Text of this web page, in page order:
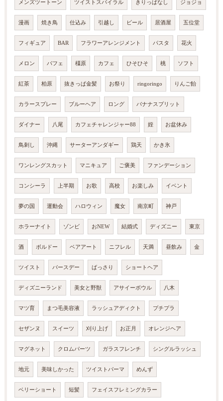
メンズツートーン ツイストスパイラル きりっぱなし ジョジョ
漫画 焼き鳥 仕込み 引越し ビール 居酒屋 五位堂
フィギュア BAR フラワーアレンジメント パスタ 花火
メロン パフェ 橿原 カフェ ひそひそ 桃 ソフト
紅茶 柏原 抜きっぱ金髪 お祭り ringoringo りんご飴
カラースプレー ブルーヘア ロング バナナスプリット
ダイナー 八尾 カフェチャレンジャー88 姪 お盆休み
鳥刺し 沖縄 サーターアンダギー 鶏天 かき氷
ワンレングスカット マニキュア ご褒美 ファンデーション
コンシーラ 上半期 お歌 高校 お楽しみ イベント
夢の国 運動会 ハロウィン 魔女 南京町 神戸
ホラーナイト ゾンビ おNEW 結婚式 ディズニー 東京
酒 ボルドー ベアアート ニフレル 天満 昼飲み 金
ツイスト バースデー ばっさり ショートヘア
ディズニーランド 美女と野獣 アサイーボウル 八木
マツ育 まつ毛美容液 ラッシュアディクト プチプラ
セザンヌ スイーツ 刈り上げ お正月 オレンジヘア
マグネット クロムパーツ ガラスフレンチ シングルラッシュ
地元 美味しかった ツイストパーマ めんず
ベリーショート 短髪 フェイスフレミングカラー